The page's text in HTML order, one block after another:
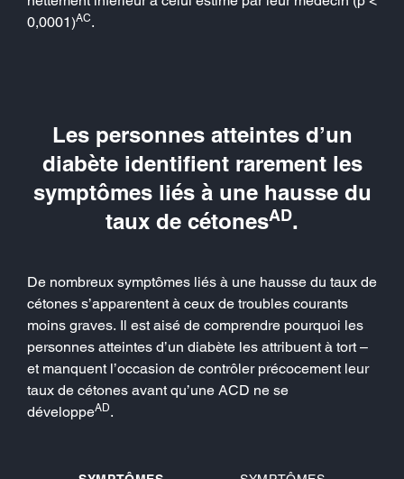
0,0001)AC.
Les personnes atteintes d’un
diabète identifient rarement les
symptômes liés à une hausse du
taux de cétonesAD.
De nombreux symptômes liés à une hausse du taux de
cétones s’apparentent à ceux de troubles courants
moins graves. Il est aisé de comprendre pourquoi les
personnes atteintes d’un diabète les attribuent à tort –
et manquent l’occasion de contrôler précocement leur
taux de cétones avant qu’une ACD ne se
développeAD.